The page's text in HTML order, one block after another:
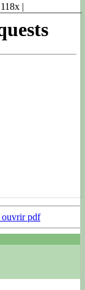
118x |
ouvrir pdf